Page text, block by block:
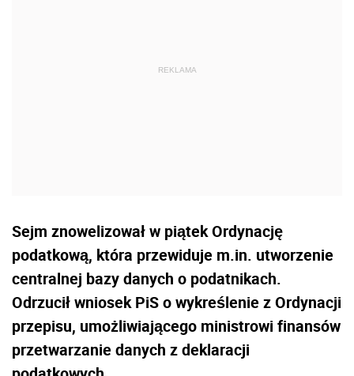
Sejm znowelizował w piątek Ordynację
podatkową, która przewiduje m.in. utworzenie
centralnej bazy danych o podatnikach.
Odrzucił wniosek PiS o wykreślenie z Ordynacji
przepisu, umożliwiającego ministrowi finansów
przetwarzanie danych z deklaracji